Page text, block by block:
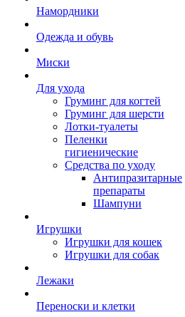
Намордники
Одежда и обувь
Миски
Для ухода
Груминг для когтей
Груминг для шерсти
Лотки-туалеты
Пеленки
гигиенические
Средства по уходу
Антипразитарные
препараты
Шампуни
Игрушки
Игрушки для кошек
Игрушки для собак
Лежаки
Переноски и клетки